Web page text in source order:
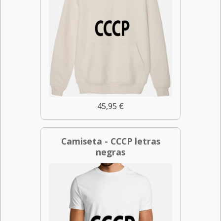
45,95 €
Camiseta - CCCP letras
negras